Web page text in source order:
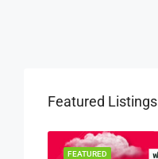
Featured Listings
FEATURED